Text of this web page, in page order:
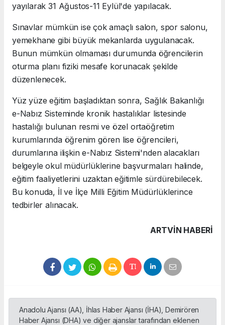
yayılarak 31 Ağustos-11 Eylül'de yapılacak.
Sınavlar mümkün ise çok amaçlı salon, spor salonu,
yemekhane gibi büyük mekanlarda uygulanacak.
Bunun mümkün olmaması durumunda öğrencilerin
oturma planı fiziki mesafe korunacak şekilde
düzenlenecek.
Yüz yüze eğitim başladıktan sonra, Sağlık Bakanlığı
e-Nabız Sisteminde kronik hastalıklar listesinde
hastalığı bulunan resmi ve özel ortaöğretim
kurumlarında öğrenim gören lise öğrencileri,
durumlarına ilişkin e-Nabız Sistemi'nden alacakları
belgeyle okul müdürlüklerine başvurmaları halinde,
eğitim faaliyetlerini uzaktan eğitimle sürdürebilecek.
Bu konuda, İl ve İlçe Milli Eğitim Müdürlüklerince
tedbirler alınacak.
ARTVIN HABERİ
Anadolu Ajansı (AA), İhlas Haber Ajansı (İHA), Demirören
Haber Ajansı (DHA) ve diğer ajanslar tarafından eklenen